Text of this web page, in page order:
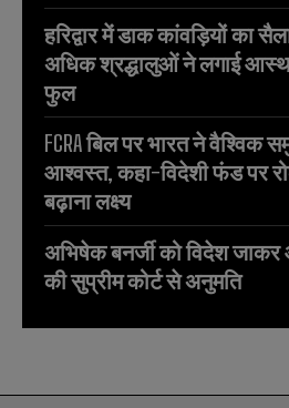
हरिद्वार में डाक कांवड़ियों का
अधिक श्रद्धालुओं ने लगाई
फुल
FCRA बिल पर भारत ने वैश्विक
आश्वस्त, कहा-विदेशी फंड पर
बढ़ाना लक्ष्य
अभिषेक बनर्जी को विदेश
की सुप्रीम कोर्ट से अनुमति